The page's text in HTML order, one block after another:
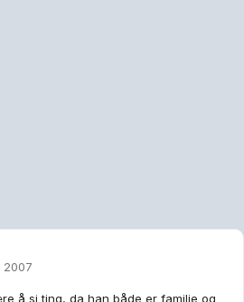
2007
å si ting, da han både er familie og